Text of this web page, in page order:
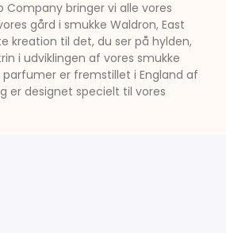
Company bringer vi alle vores
gård i smukke Waldron, East
kreation til det, du ser på hylden,
i udviklingen af ​​vores smukke
parfumer er fremstillet i England af
er designet specielt til vores